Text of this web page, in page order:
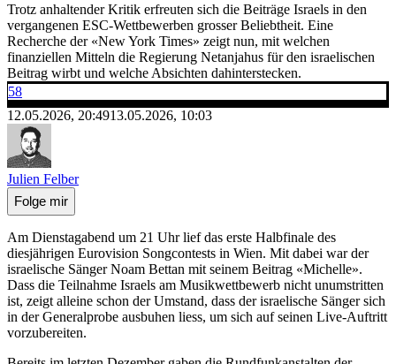
Trotz anhaltender Kritik erfreuten sich die Beiträge Israels in den
vergangenen ESC-Wettbewerben grosser Beliebtheit. Eine
Recherche der «New York Times» zeigt nun, mit welchen
finanziellen Mitteln die Regierung Netanjahus für den israelischen
Beitrag wirbt und welche Absichten dahinterstecken.
58
12.05.2026, 20:4913.05.2026, 10:03
Julien Felber
Folge mir
Am Dienstagabend um 21 Uhr lief das erste Halbfinale des
diesjährigen Eurovision Songcontests in Wien. Mit dabei war der
israelische Sänger Noam Bettan mit seinem Beitrag «Michelle».
Dass die Teilnahme Israels am Musikwettbewerb nicht unumstritten
ist, zeigt alleine schon der Umstand, dass der israelische Sänger sich
in der Generalprobe ausbuhen liess, um sich auf seinen Live-Auftritt
vorzubereiten.